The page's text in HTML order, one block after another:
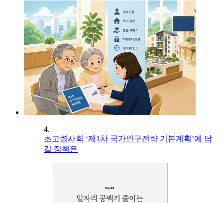
4.
초고령사회 ‘제1차 국가인구전략 기본계획’에 담
길 정책은